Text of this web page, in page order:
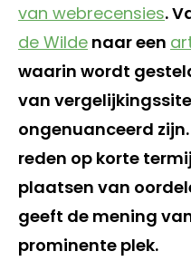
van webrecensies.
de Wilde naar een
waarin wordt
van
ongenuanceerd zijn.
reden op korte
plaatsen van
geeft de mening
prominente plek.